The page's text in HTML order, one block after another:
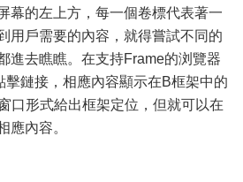
幕的左上方，每一個卷標代表著一
用戶需要的內容，就得嘗試不同的
進去瞧瞧。在支持Frame的浏覽器
擊鏈接，相應內容顯示在B框架中的
口形式給出框架定位，但就可以在
應內容。